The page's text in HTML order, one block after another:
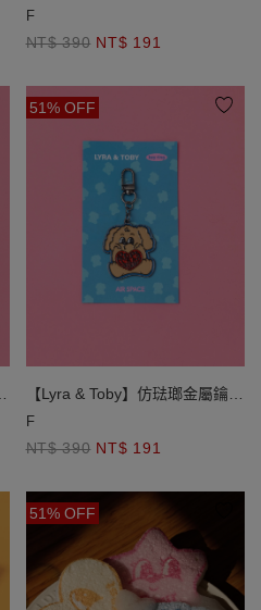
圈
F
NT$ 390 NT$ 191
51% OFF
【Lyra & Toby】仿琺瑯金屬鑰匙
圈
F
NT$ 390 NT$ 191
51% OFF